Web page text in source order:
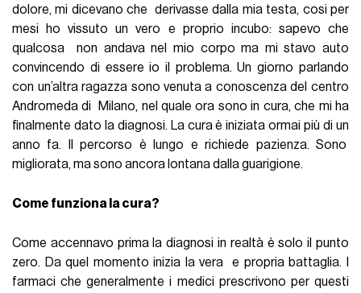
dolore, mi dicevano che derivasse dalla mia testa, cosi per
mesi ho vissuto un vero e proprio incubo: sapevo che
qualcosa non andava nel mio corpo ma mi stavo auto
convincendo di essere io il problema. Un giorno parlando
con un’altra ragazza sono venuta a conoscenza del centro
Andromeda di Milano, nel quale ora sono in cura, che mi ha
finalmente dato la diagnosi. La cura è iniziata ormai più di un
anno fa. Il percorso è lungo e richiede pazienza. Sono
migliorata, ma sono ancora lontana dalla guarigione.
Come funziona la cura?
Come accennavo prima la diagnosi in realtà è solo il punto
zero. Da quel momento inizia la vera e propria battaglia. I
farmaci che generalmente i medici prescrivono per questi